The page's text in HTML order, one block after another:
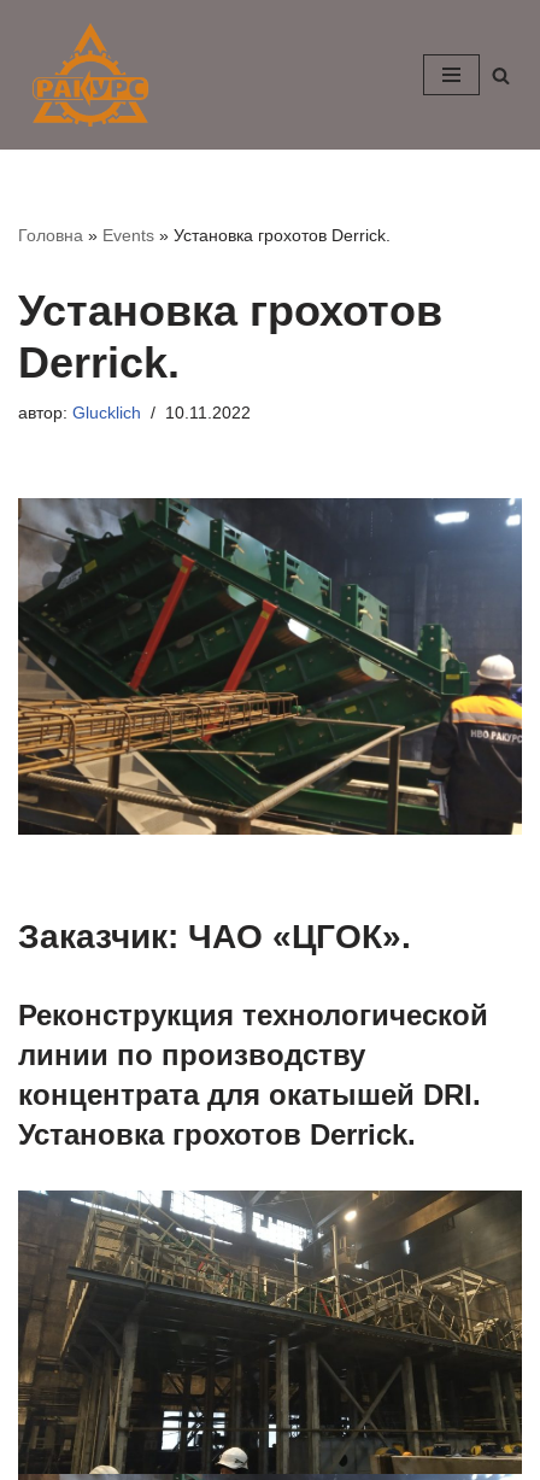
Перейти
содержимому
Головна » Events » Установка грохотов Derrick.
Установка грохотов
Derrick.
автор: Glucklich 10.11.2022
Заказчик: ЧАО «ЦГОК».
Реконструкция технологической
линии по производству
концентрата для окатышей DRI.
Установка грохотов Derrick.